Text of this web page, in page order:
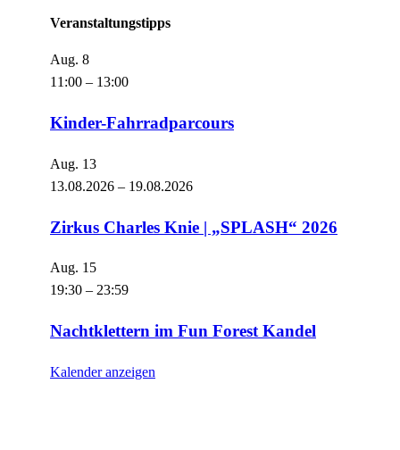
Veranstaltungstipps
Aug. 8
11:00 – 13:00
Kinder-Fahrradparcours
Aug. 13
13.08.2026 – 19.08.2026
Zirkus Charles Knie | „SPLASH“ 2026
Aug. 15
19:30 – 23:59
Nachtklettern im Fun Forest Kandel
Kalender anzeigen